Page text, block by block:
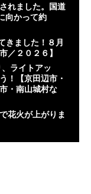
れました。国道
向かって約
きました！８月
／２０２６】
ライトアッ
！【京田辺市・
・南山城村な
花火が上がりま